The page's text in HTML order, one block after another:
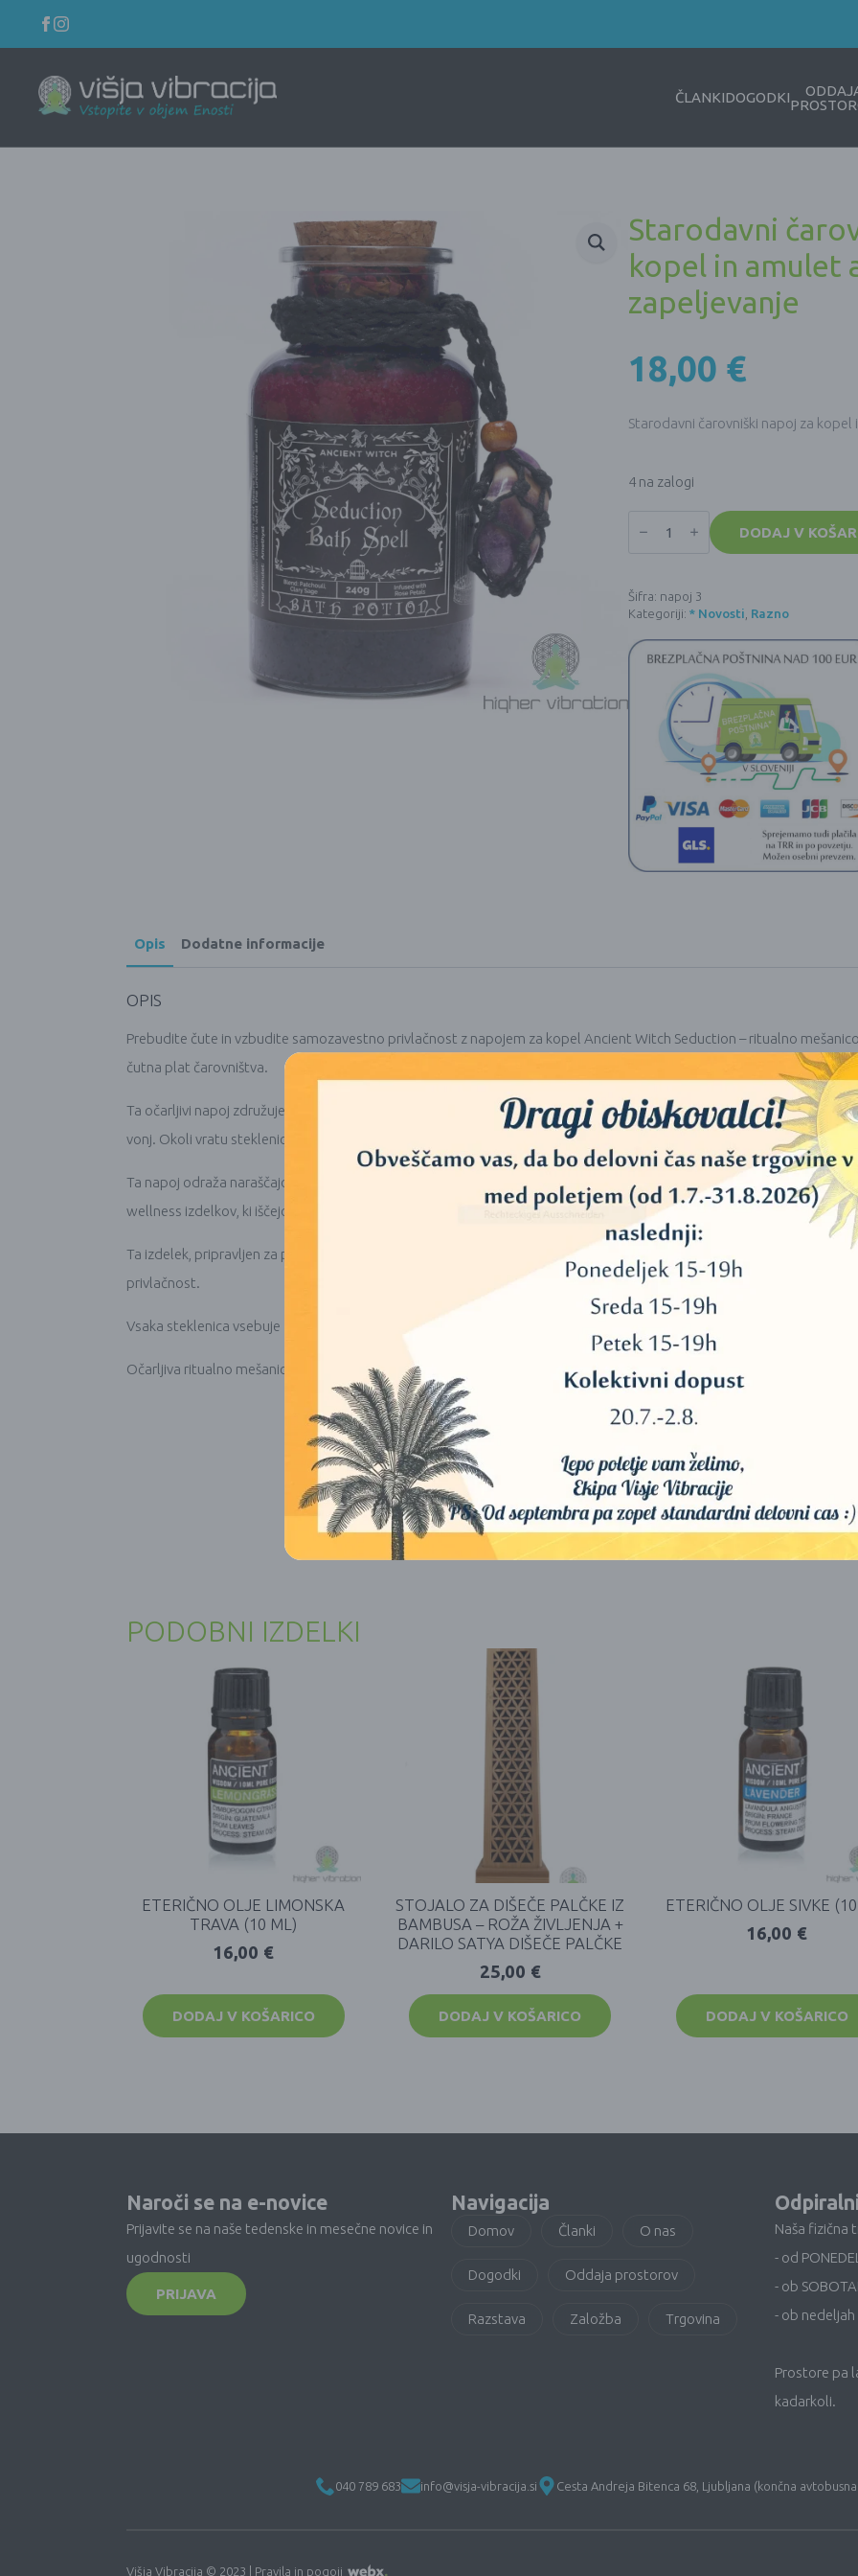
ČLANKIDOGODKI
Starodavni
kopel in amulet
zapeljevanje
18,00 €
Starodavni čarovniški napoj za
4 na zalogi
čarovniški
in
amulet
ametist
zapeljevanje
količina
DODAJ V
Šifra: napoj 3
Kategoriji: * Novosti, Razno
Opis Dodatne informacije
OPIS
Prebudite čute in vzbudite samozavestno privlačnost z napojem za kopel Ancient Witch Seduction – ritualno
čutna plat čarovništva.
Ta očarljivi napoj združuje himalajske kopalne soli in cvetne liste vrtnic, prepojene z eteričnimi olji pačulija in
vonj. Okoli vratu steklenice visi ogrlica z dragim kamnom ametist, za katerega velja, da krepi notranjo moč,
Ta napoj odraža naraščajoče povpraševanje po ritualnem kopanju in z uroki prepojeni negi zase ter je privlačen tako
wellness izdelkov, ki iščejo nekaj bolj čarobnega.
Ta izdelek, pripravljen za prodajo, je veganski, brez plastike in izdelan v Združenem kraljestvu, združuje čutno dišavo,
privlačnost.
Vsaka steklenica vsebuje 240 g kopalnih soli.
Očarljiva ritualno mešanico, ki slavi samozavest, intuicijo in privlačnost.
PODOBNI IZDELKI
ETERIČNO OLJE LIMONSKA
TRAVA (10 ML)
16,00 €
DODAJ V KOŠARICO
STOJALO ZA DIŠEČE PALČKE IZ
BAMBUSA – ROŽA ŽIVLJENJA +
DARILO SATYA DIŠEČE PALČKE
25,00 €
DODAJ V KOŠARICO
ETERIČNO OLJE SIVKE
16,00 €
DODAJ V KOŠARICO
Naroči se na e-novice
Prijavite se na naše tedenske in mesečne novice in
ugodnosti
PRIJAVA
Navigacija
Domov Članki O nas
Dogodki Oddaja prostorov
Razstava Založba Trgovina
Naša fizična
- od
- ob
- ob
Prostore pa
kadarkoli.
040 789 683 info@visja-vibracija.si Cesta Andreja Bitenca 68, Ljubljana (končna
Višja Vibracija © 2023 | Pravila in pogoji